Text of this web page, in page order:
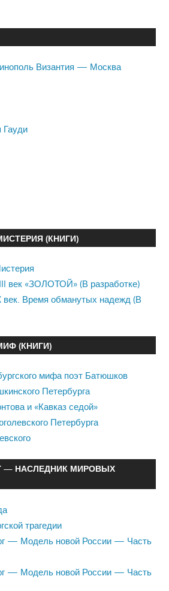
Византия — Москва
Гауди
(КНИГИ)
век «ЗОЛОТОЙ» (В разработке)
век. Время обманутых надежд (В
(КНИГИ)
мифа поэт Батюшков
Петербурга
и «Кавказ седой»
Петербурга
— НАСЛЕДНИК МИРОВЫХ
трагедии
— Модель новой России — Часть
— Модель новой России — Часть